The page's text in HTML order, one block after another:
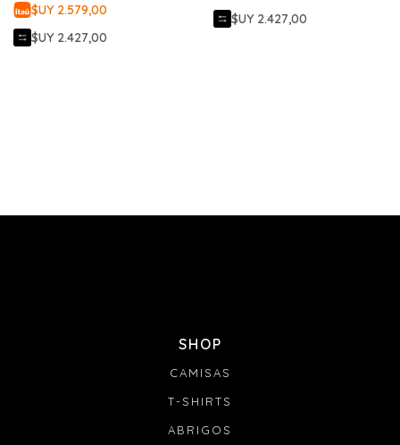
$UY 2.579,00
$UY 2.427,00
$UY 2.427,00
SHOP
CAMISAS
T-SHIRTS
ABRIGOS